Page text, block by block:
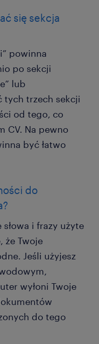
się sekcja
powinna
po sekcji
lub
tych trzech sekcji
od tego, co
CV. Na pewno
być łatwo
do
i frazy użyte
że Twoje
Jeśli użyjesz
wyłoni Twoje
do tego